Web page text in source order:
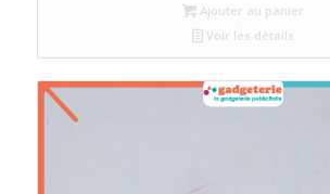
Ajouter au panier
Voir les détails